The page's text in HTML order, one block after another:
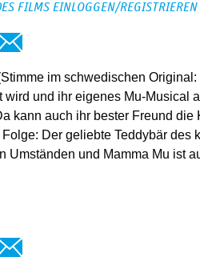
FILMS EINLOGGEN/REGISTRIEREN
im schwedischen
wird und ihr eigenes Mu-Musical
kann auch ihr bester Freund
Der geliebte Teddybär des
Umständen und Mamma Mu ist